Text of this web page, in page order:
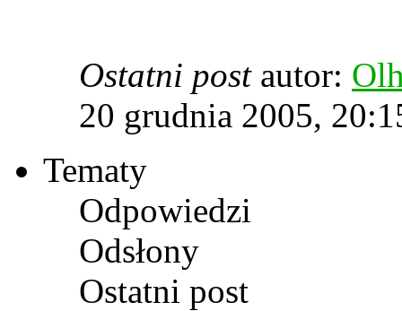
Ostatni post autor:
20 grudnia 2005,
Tematy
Odpowiedzi
Odsłony
Ostatni post